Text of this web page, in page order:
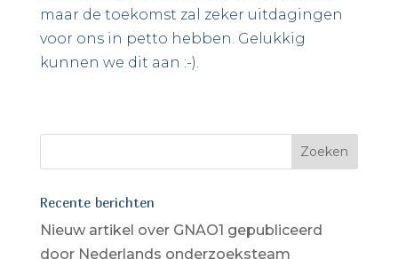
maar de toekomst zal zeker uitdagingen
voor ons in petto hebben. Gelukkig
kunnen we dit aan :-).
Recente berichten
Nieuw artikel over GNAO1 gepubliceerd
door Nederlands onderzoeksteam